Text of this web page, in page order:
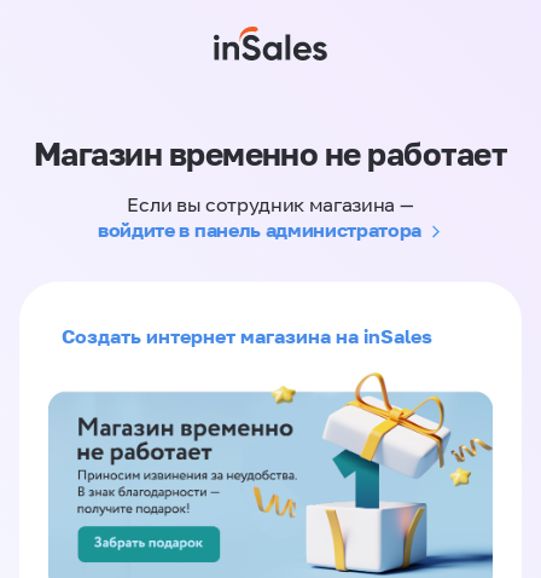
Магазин временно не работает
Если вы сотрудник магазина —
войдите в панель администратора
Создать интернет магазина на inSales